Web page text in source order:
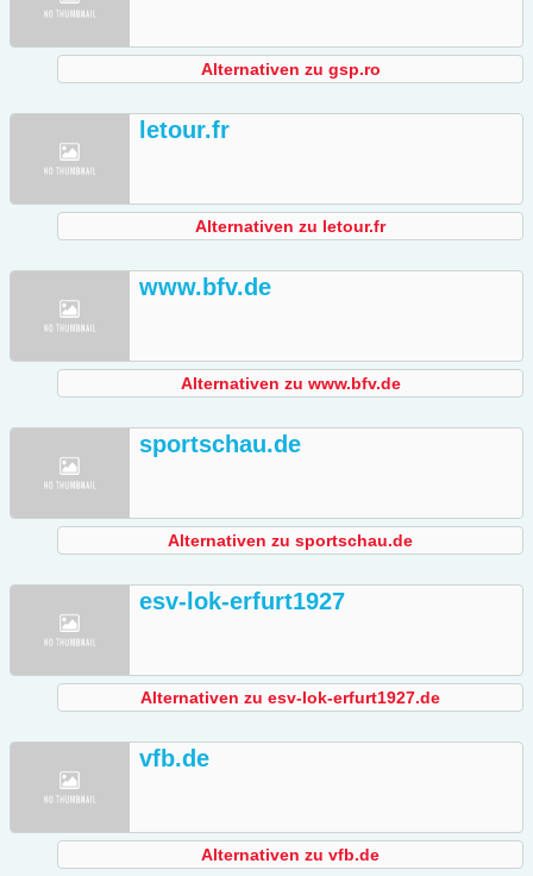
Alternativen zu gsp.ro
letour.fr
Alternativen zu letour.fr
www.bfv.de
Alternativen zu www.bfv.de
sportschau.de
Alternativen zu sportschau.de
esv-lok-erfurt1927
Alternativen zu esv-lok-erfurt1927.de
vfb.de
Alternativen zu vfb.de